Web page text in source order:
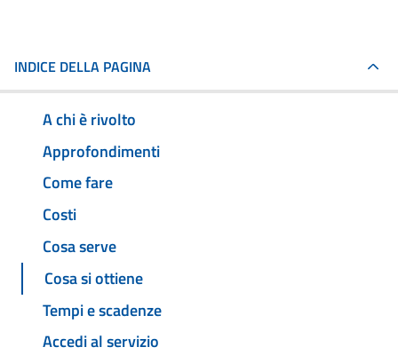
INDICE DELLA PAGINA
A chi è rivolto
Approfondimenti
Come fare
Costi
Cosa serve
Cosa si ottiene
Tempi e scadenze
Accedi al servizio